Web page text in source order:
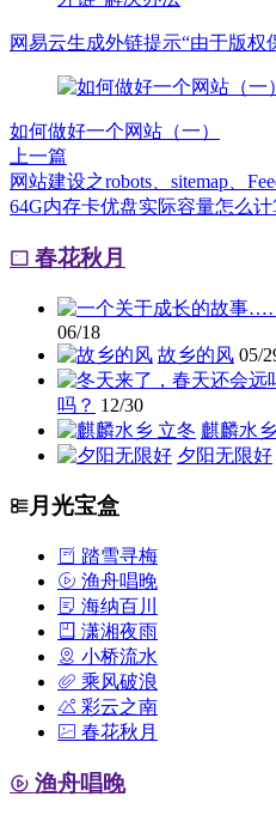
网易云生成外链提示“由于版
如何做好一个网站（一）
上一篇
网站建设之robots、sitemap、
64G内存卡优盘实际容量怎么计
春花秋月
06/18
故乡的风 05/
吗？ 12/30
麒麟水
夕阳无限好
月光宝盒
踏雪寻梅
渔舟唱晚
海纳百川
潇湘夜雨
小桥流水
乘风破浪
彩云之南
春花秋月
渔舟唱晚